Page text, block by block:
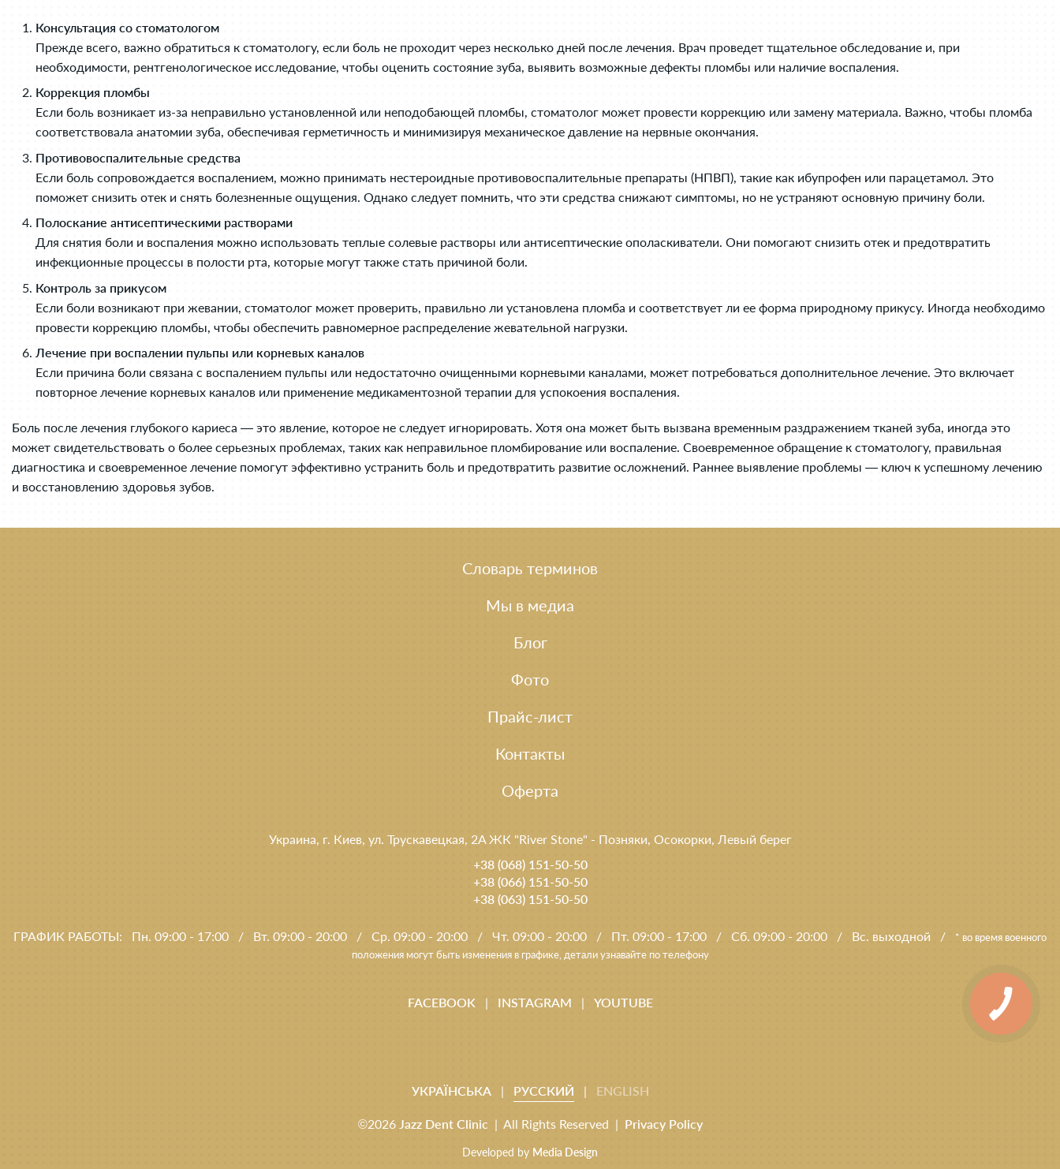
Консультация со стоматологом
Прежде всего, важно обратиться к стоматологу, если боль не проходит через несколько дней после лечения. Врач проведет тщательное обследование и, при
необходимости, рентгенологическое исследование, чтобы оценить состояние зуба, выявить возможные дефекты пломбы или наличие воспаления.
Коррекция пломбы
Если боль возникает из-за неправильно установленной или неподобающей пломбы, стоматолог может провести коррекцию или замену материала. Важно, чтобы пломба
соответствовала анатомии зуба, обеспечивая герметичность и минимизируя механическое давление на нервные окончания.
Противовоспалительные средства
Если боль сопровождается воспалением, можно принимать нестероидные противовоспалительные препараты (НПВП), такие как ибупрофен или парацетамол. Это
поможет снизить отек и снять болезненные ощущения. Однако следует помнить, что эти средства снижают симптомы, но не устраняют основную причину боли.
Полоскание антисептическими растворами
Для снятия боли и воспаления можно использовать теплые солевые растворы или антисептические ополаскиватели. Они помогают снизить отек и предотвратить
инфекционные процессы в полости рта, которые могут также стать причиной боли.
Контроль за прикусом
Если боли возникают при жевании, стоматолог может проверить, правильно ли установлена пломба и соответствует ли ее форма природному прикусу. Иногда необходимо
провести коррекцию пломбы, чтобы обеспечить равномерное распределение жевательной нагрузки.
Лечение при воспалении пульпы или корневых каналов
Если причина боли связана с воспалением пульпы или недостаточно очищенными корневыми каналами, может потребоваться дополнительное лечение. Это включает
повторное лечение корневых каналов или применение медикаментозной терапии для успокоения воспаления.
Боль после лечения глубокого кариеса — это явление, которое не следует игнорировать. Хотя она может быть вызвана временным раздражением тканей зуба, иногда это
может свидетельствовать о более серьезных проблемах, таких как неправильное пломбирование или воспаление. Своевременное обращение к стоматологу, правильная
диагностика и своевременное лечение помогут эффективно устранить боль и предотвратить развитие осложнений. Раннее выявление проблемы — ключ к успешному лечению
и восстановлению здоровья зубов.
Словарь терминов
Мы в медиа
Блог
Фото
Прайс-лист
Контакты
Оферта
Украина, г. Киев, ул. Трускавецкая, 2A ЖК "River Stone" - Позняки, Осокорки, Левый берег
+38 (068) 151-50-50
+38 (066) 151-50-50
+38 (063) 151-50-50
ГРАФИК РАБОТЫ: Пн. 09:00 - 17:00 / Вт. 09:00 - 20:00 / Ср. 09:00 - 20:00 / Чт. 09:00 - 20:00 / Пт. 09:00 - 17:00 / Сб. 09:00 - 20:00 / Вс. выходной /
* во время военного
положения могут быть изменения в графике, детали узнавайте по телефону
FACEBOOK | INSTAGRAM | YOUTUBE
©2026 Jazz Dent Clinic | All Rights Reserved | Privacy Policy
Developed by Media Design
УКРАЇНСЬКА| РУССКИЙ | ENGLISH